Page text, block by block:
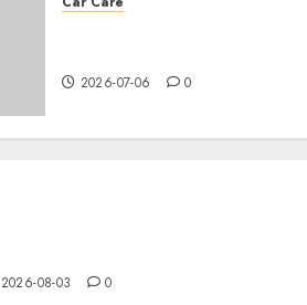
2026-07-06 0
2026-08-03 0